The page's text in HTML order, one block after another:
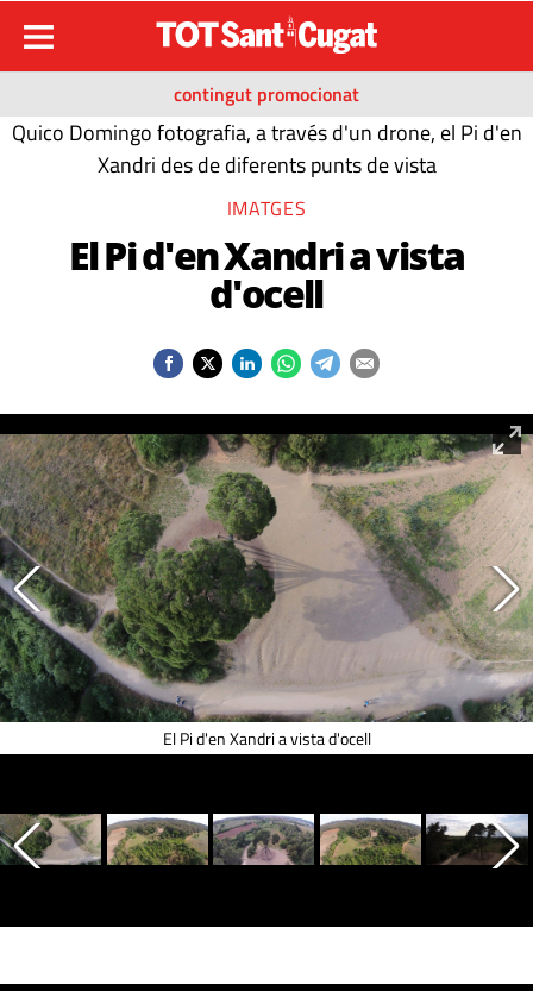
contingut promocionat
Quico Domingo fotografia, a través d'un drone, el Pi d'en
Xandri des de diferents punts de vista
IMATGES
El Pi d'en Xandri a vista
d'ocell
El Pi d'en Xandri a vista d'ocell